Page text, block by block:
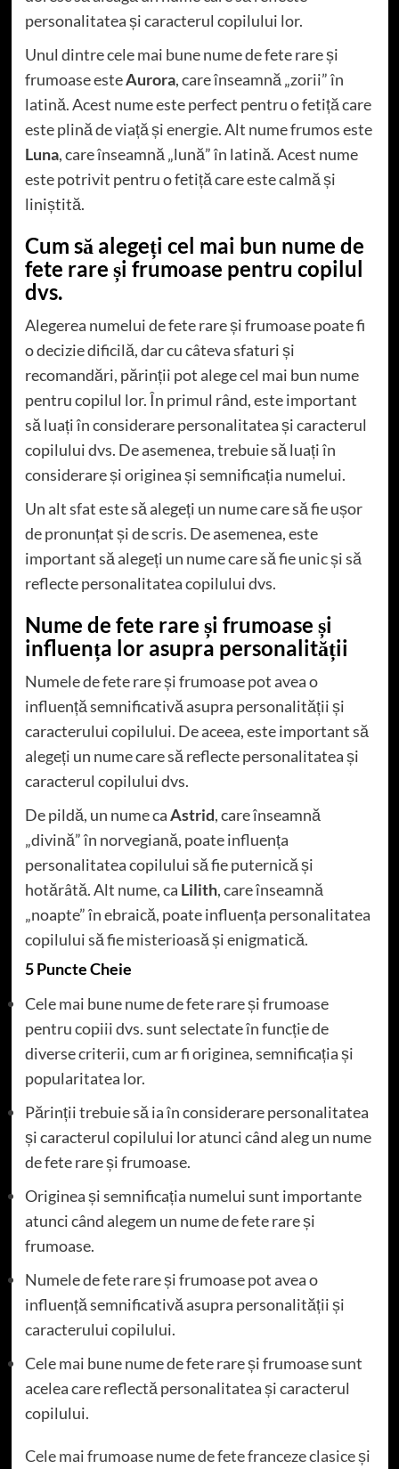
personalitatea și caracterul copilului lor.
Unul dintre cele mai bune nume de fete rare și
frumoase esteAurora, care înseamnă „zorii” în
latină. Acest nume este perfect pentru o fetiță care
este plină de viață și energie. Alt nume frumos este
Luna, care înseamnă „lună” în latină. Acest nume
este potrivit pentru o fetiță care este calmă și
liniștită.
Cum să alegeți cel mai bun nume de
fete rare și frumoase pentru copilul
dvs.
Alegerea numelui de fete rare și frumoase poate fi
o decizie dificilă, dar cu câteva sfaturi și
recomandări, părinții pot alege cel mai bun nume
pentru copilul lor. În primul rând, este important
să luați în considerare personalitatea și caracterul
copilului dvs. De asemenea, trebuie să luați în
considerare și originea și semnificația numelui.
Un alt sfat este să alegeți un nume care să fie ușor
de pronunțat și de scris. De asemenea, este
important să alegeți un nume care să fie unic și să
reflecte personalitatea copilului dvs.
Nume de fete rare și frumoase și
influența lor asupra personalității
Numele de fete rare și frumoase pot avea o
influență semnificativă asupra personalității și
caracterului copilului. De aceea, este important să
alegeți un nume care să reflecte personalitatea și
caracterul copilului dvs.
De pildă, un nume caAstrid, care înseamnă
„divină” în norvegiană, poate influența
personalitatea copilului să fie puternică și
hotărâtă. Alt nume, ca Lilith, care înseamnă
„noapte” în ebraică, poate influența personalitatea
copilului să fie misterioasă și enigmatică.
5 Puncte Cheie
Cele mai bune nume de fete rare și frumoase
pentru copiii dvs. sunt selectate în funcție de
diverse criterii, cum ar fi originea, semnificația și
popularitatea lor.
Părinții trebuie să ia în considerare personalitatea
și caracterul copilului lor atunci când aleg un nume
de fete rare și frumoase.
Originea și semnificația numelui sunt importante
atunci când alegem un nume de fete rare și
frumoase.
Numele de fete rare și frumoase pot avea o
influență semnificativă asupra personalității și
caracterului copilului.
Cele mai bune nume de fete rare și frumoase sunt
acelea care reflectă personalitatea și caracterul
copilului.
Cele mai frumoase nume de fete franceze clasice și